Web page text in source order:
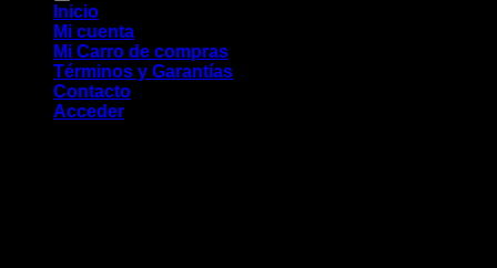
Inicio
Mi cuenta
Mi Carro de compras
Términos y Garantías
Contacto
Acceder